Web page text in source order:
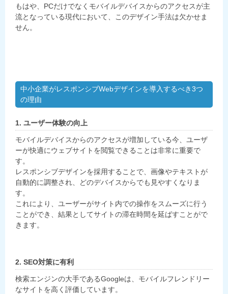
もはや、PCだけでなくモバイルデバイスからのアクセスが主
流となっている現代において、このデザイン手法は欠かせま
せん。
中小企業がレスポンシブWebデザインを導入するべき3つ
の理由
1. ユーザー体験の向上
モバイルデバイスからのアクセスが増加している今、ユーザ
ーが快適にウェブサイトを閲覧できることは非常に重要で
す。
レスポンシブデザインを採用することで、画像やテキストが
自動的に調整され、どのデバイスからでも見やすくなりま
す。
これにより、ユーザーがサイト内での操作をスムーズに行う
ことができ、結果としてサイトの滞在時間を延ばすことがで
きます。
2. SEO対策に有利
検索エンジンの大手であるGoogleは、モバイルフレンドリー
なサイトを高く評価しています。